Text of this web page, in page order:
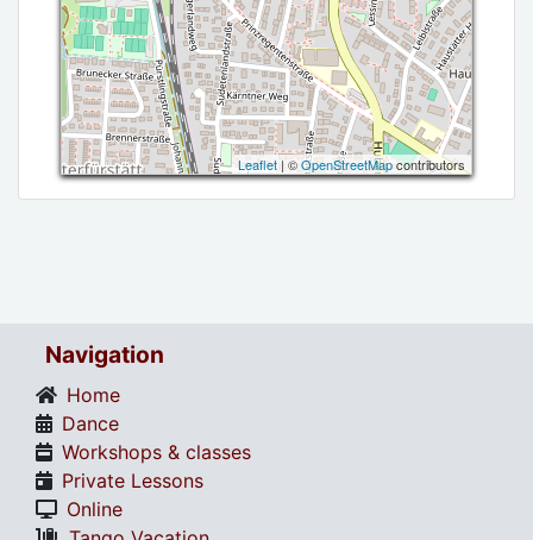
Leaflet | ©OpenStreetMapcontributors
Navigation
Home
Dance
Workshops & classes
Private Lessons
Online